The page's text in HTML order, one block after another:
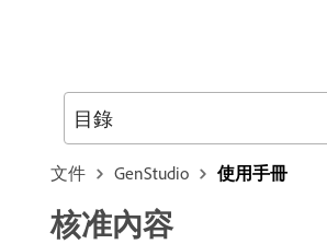
文件 GenStudio 使用手冊
核准內容
目錄